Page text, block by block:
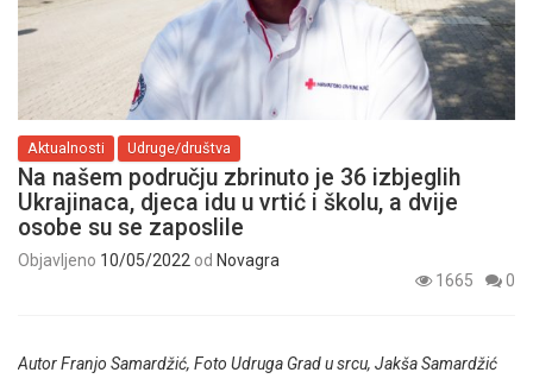
Aktualnosti Udruge/društva
Na našem području zbrinuto je 36 izbjeglih
Ukrajinaca, djeca idu u vrtić i školu, a dvije
osobe su se zaposlile
Objavljeno 10/05/2022 od Novagra
1665
0
Autor Franjo Samardžić, Foto Udruga Grad u srcu, Jakša Samardžić